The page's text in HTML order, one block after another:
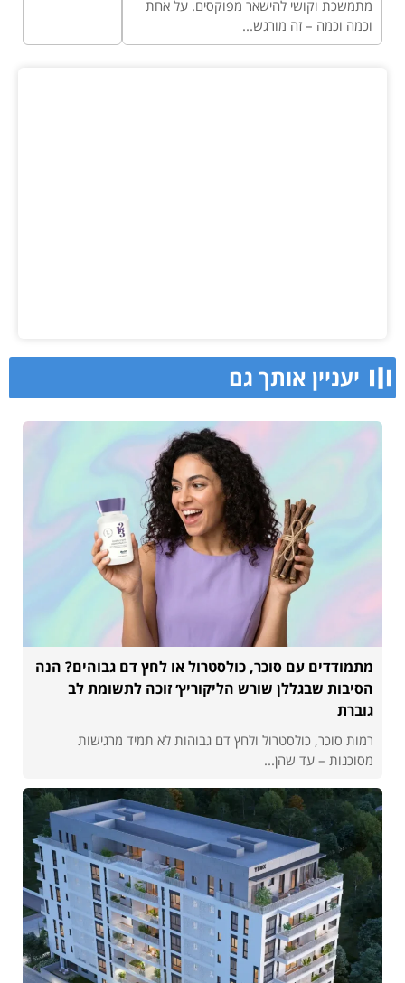
מתמשכת וקושי להישאר מפוקסים. על אחת
וכמה וכמה – זה מורגש...
יעניין אותך גם
מתמודדים עם סוכר, כולסטרול או לחץ דם גבוהים? הנה
הסיבות שבגללן שורש הליקוריץ׳ זוכה לתשומת לב
גוברת
רמות סוכר, כולסטרול ולחץ דם גבוהות לא תמיד מרגישות
מסוכנות – עד שהן...